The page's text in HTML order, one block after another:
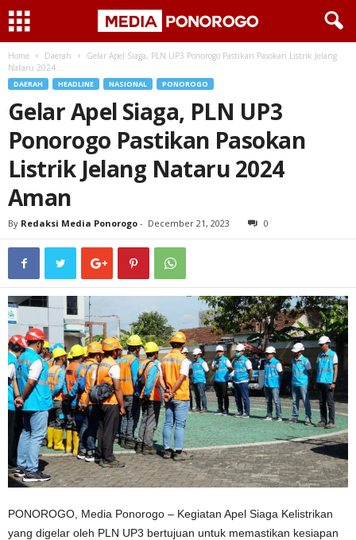
Home Daerah
Gelar Apel Siaga, PLN UP3 Ponorogo Pastikan Pasokan Listrik Jelang
Nataru 2024...
DAERAH HEADLINE NASIONAL PONOROGO
Gelar Apel Siaga, PLN UP3
Ponorogo Pastikan Pasokan
Listrik Jelang Nataru 2024
Aman
By Redaksi Media Ponorogo - December 21, 2023 0
PONOROGO, Media Ponorogo – Kegiatan Apel Siaga Kelistrikan
yang digelar oleh PLN UP3 bertujuan untuk memastikan kesiapan